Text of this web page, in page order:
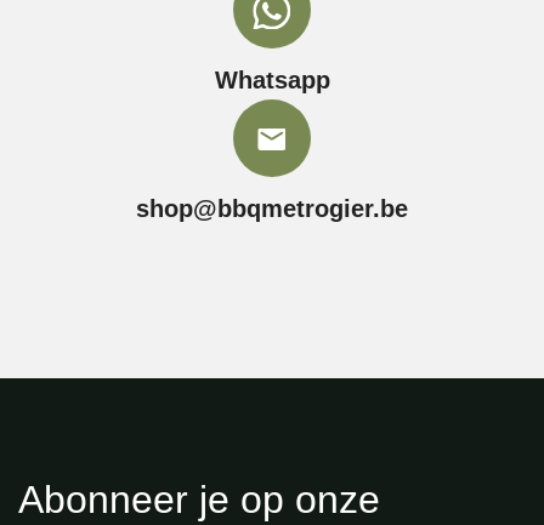
Whatsapp
shop@bbqmetrogier.be
Abonneer je op onze